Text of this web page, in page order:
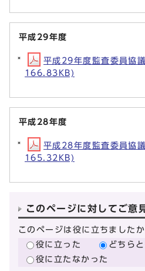
平成29年度
平成29年度監査委員協
166.83KB)
平成28年度
平成28年度監査委員協
165.32KB)
このページに対してご意
このページは役に立ちましたか
役に立った
どちら
役に立たなかった